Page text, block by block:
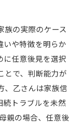
族の実際のケース
いや特徴を明らか
に任意後見を選択
とで、判断能力が
、乙さんは家族信
続トラブルを未然
親の場合、任意後